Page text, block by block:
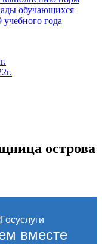
обучающихся
года
острова
вместе